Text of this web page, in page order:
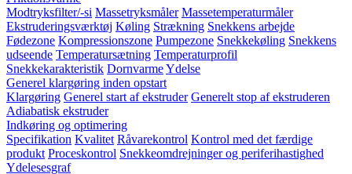
Modtryksfilter/-si Massetryksmåler Massetemperaturmåler
Ekstruderingsværktøj Køling Strækning Snekkens arbejde
Fødezone Kompressionszone Pumpezone Snekkekøling Snekkens
udseende Temperatursætning Temperaturprofil
Snekkekarakteristik DornvarmeYdelse
Generel klargøring inden opstart
Klargøring Generel start af ekstruder Generelt stop af ekstruderen
Adiabatisk ekstruder
Indkøring og optimering
Specifikation Kvalitet Råvarekontrol Kontrol med det færdige
produkt Proceskontrol Snekkeomdrejninger og periferihastighed
Ydelesesgraf